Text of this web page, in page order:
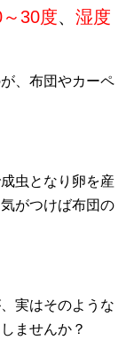
30度、 湿度
、布団やカーペ
虫となり卵を産
がつけば布団の
実はそのような
ませんか？